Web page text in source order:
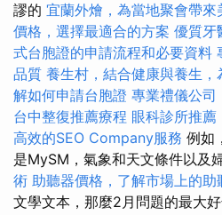
謬的 宜蘭外燴，為當地聚會帶來
價格，選擇最適合的方案 優質牙
式台胞證的申請流程和必要資料
品質 養生村，結合健康與養生
解如何申請台胞證 專業禮儀公司
台中整復推薦療程 眼科診所推薦
高效的SEO Company服務 例如
是MySM，氣象和天文條件以及
術 助聽器價格，了解市場上的助
文學文本，那麼2月問題的最大